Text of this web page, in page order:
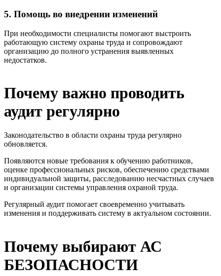
5. Помощь во внедрении изменений
При необходимости специалисты помогают выстроить
работающую систему охраны труда и сопровождают
организацию до полного устранения выявленных
недостатков.
Почему важно проводить
аудит регулярно
Законодательство в области охраны труда регулярно
обновляется.
Появляются новые требования к обучению работников,
оценке профессиональных рисков, обеспечению средствами
индивидуальной защиты, расследованию несчастных случаев
и организации системы управления охраной труда.
Регулярный аудит помогает своевременно учитывать
изменения и поддерживать систему в актуальном состоянии.
Почему выбирают АС
БЕЗОПАСНОСТИ